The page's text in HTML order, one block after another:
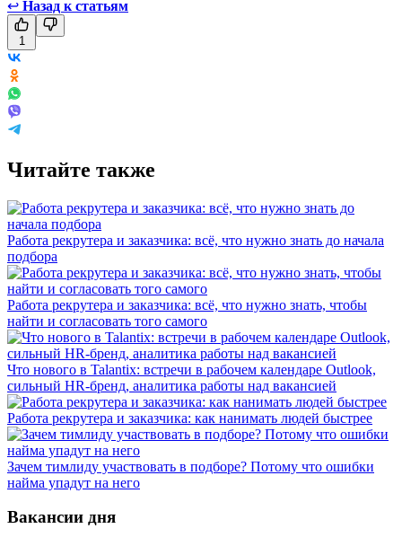
↩ Назад к статьям
1
Читайте также
Работа рекрутера и заказчика: всё, что нужно знать до начала
подбора
Работа рекрутера и заказчика: всё, что нужно знать, чтобы
найти и согласовать того самого
Что нового в Talantix: встречи в рабочем календаре Outlook,
сильный HR-бренд, аналитика работы над вакансией
Работа рекрутера и заказчика: как нанимать людей быстрее
Зачем тимлиду участвовать в подборе? Потому что ошибки
найма упадут на него
Вакансии дня